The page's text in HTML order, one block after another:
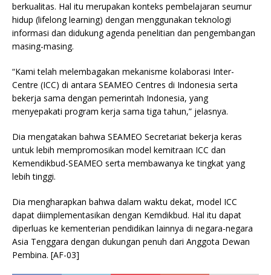
berkualitas. Hal itu merupakan konteks pembelajaran seumur
hidup (lifelong learning) dengan menggunakan teknologi
informasi dan didukung agenda penelitian dan pengembangan
masing-masing.
“Kami telah melembagakan mekanisme kolaborasi Inter-
Centre (ICC) di antara SEAMEO Centres di Indonesia serta
bekerja sama dengan pemerintah Indonesia, yang
menyepakati program kerja sama tiga tahun,” jelasnya.
Dia mengatakan bahwa SEAMEO Secretariat bekerja keras
untuk lebih mempromosikan model kemitraan ICC dan
Kemendikbud-SEAMEO serta membawanya ke tingkat yang
lebih tinggi.
Dia mengharapkan bahwa dalam waktu dekat, model ICC
dapat diimplementasikan dengan Kemdikbud. Hal itu dapat
diperluas ke kementerian pendidikan lainnya di negara-negara
Asia Tenggara dengan dukungan penuh dari Anggota Dewan
Pembina. [AF-03]